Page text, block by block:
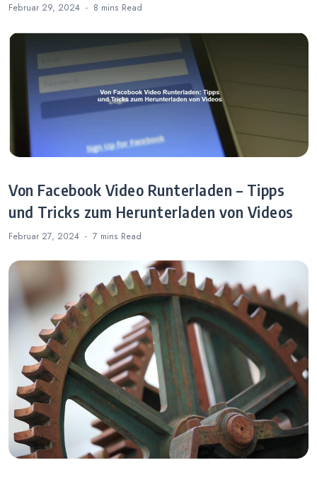
Februar 29, 2024 8 mins Read
Von Facebook Video Runterladen – Tipps
und Tricks zum Herunterladen von Videos
Februar 27, 2024 7 mins Read